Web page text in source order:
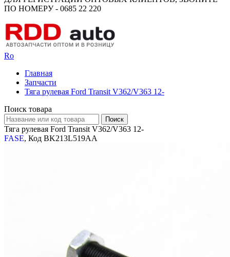
ПО НОМЕРУ - 0685 22 220
Ro
Главная
Запчасти
Тяга рулевая Ford Transit V362/V363 12-
Поиск товара
Тяга рулевая Ford Transit V362/V363 12-
FASE, Код BK213L519AA